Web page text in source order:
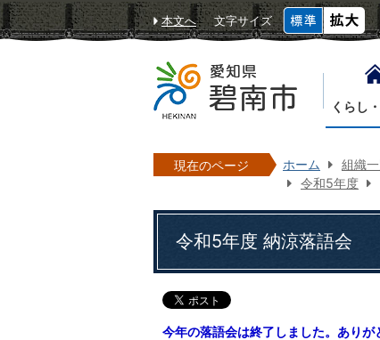
本文へ 文字サイズ
くらし
現在のページ ホーム 組織
令和5年度
令和5年度 納涼落語会
今年の落語会は終了しました。ありが